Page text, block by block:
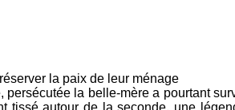
la paix de leur ménage
la belle-mère a pourtant